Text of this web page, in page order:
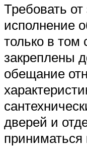
Требовать
исполнение
только в том
закреплены
обещание
дверей и